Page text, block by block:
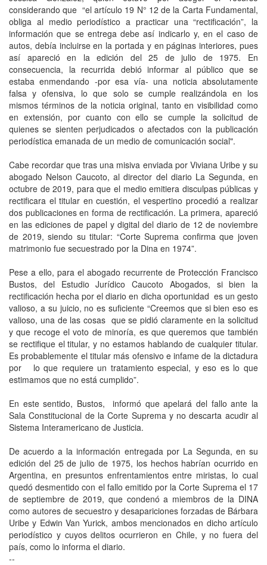
considerando que “el artículo 19 N° 12 de la Carta Fundamental,
obliga al medio periodístico a practicar una “rectificación”, la
información que se entrega debe así indicarlo y, en el caso de
autos, debía incluirse en la portada y en páginas interiores, pues
así apareció en la edición del 25 de julio de 1975. En
consecuencia, la recurrida debió informar al público que se
estaba enmendando -por esa vía- una noticia absolutamente
falsa y ofensiva, lo que solo se cumple realizándola en los
mismos términos de la noticia original, tanto en visibilidad como
en extensión, por cuanto con ello se cumple la solicitud de
quienes se sienten perjudicados o afectados con la publicación
periodística emanada de un medio de comunicación social".
Cabe recordar que tras una misiva enviada por Viviana Uribe y su
abogado Nelson Caucoto, al director del diario La Segunda, en
octubre de 2019, para que el medio emitiera disculpas públicas y
rectificara el titular en cuestión, el vespertino procedió a realizar
dos publicaciones en forma de rectificación. La primera, apareció
en las ediciones de papel y digital del diario de 12 de noviembre
de 2019, siendo su titular: “Corte Suprema confirma que joven
matrimonio fue secuestrado por la Dina en 1974”.
Pese a ello, para el abogado recurrente de Protección Francisco
Bustos, del Estudio Jurídico Caucoto Abogados, si bien la
rectificación hecha por el diario en dicha oportunidad es un gesto
valioso, a su juicio, no es suficiente “Creemos que si bien eso es
valioso, una de las cosas que se pidió claramente en la solicitud
y que recoge el voto de minoría, es que queremos que también
se rectifique el titular, y no estamos hablando de cualquier titular.
Es probablemente el titular más ofensivo e infame de la dictadura
por lo que requiere un tratamiento especial, y eso es lo que
estimamos que no está cumplido”.
En este sentido, Bustos, informó que apelará del fallo ante la
Sala Constitucional de la Corte Suprema y no descarta acudir al
Sistema Interamericano de Justicia.
De acuerdo a la información entregada por La Segunda, en su
edición del 25 de julio de 1975, los hechos habrían ocurrido en
Argentina, en presuntos enfrentamientos entre miristas, lo cual
quedó desmentido con el fallo emitido por la Corte Suprema el 17
de septiembre de 2019, que condenó a miembros de la DINA
como autores de secuestro y desapariciones forzadas de Bárbara
Uribe y Edwin Van Yurick, ambos mencionados en dicho artículo
periodístico y cuyos delitos ocurrieron en Chile, y no fuera del
país, como lo informa el diario.
--